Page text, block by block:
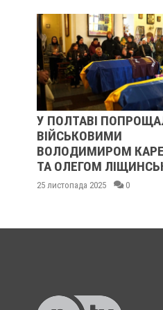
ПОПРОЩАЛИСЯ ІЗ
КАРЕНГІНИМ
ЛІЩИНСЬКИМ
0
У